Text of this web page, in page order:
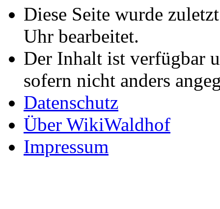
Diese Seite wurde
Uhr bearbeitet.
Der Inhalt ist verfügbar
sofern nicht anders
Datenschutz
Über WikiWaldhof
Impressum